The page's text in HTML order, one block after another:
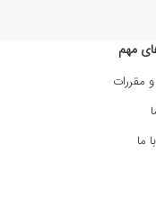
مهم
مقررات
ما